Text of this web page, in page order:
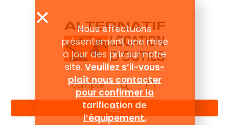
Compte
Nous effectuons
présentement une mise
à jour des prix sur notre
site. Veuillez s’il-vous-
plaît nous contacter
pour confirmer la
tarification de
l’équipement.